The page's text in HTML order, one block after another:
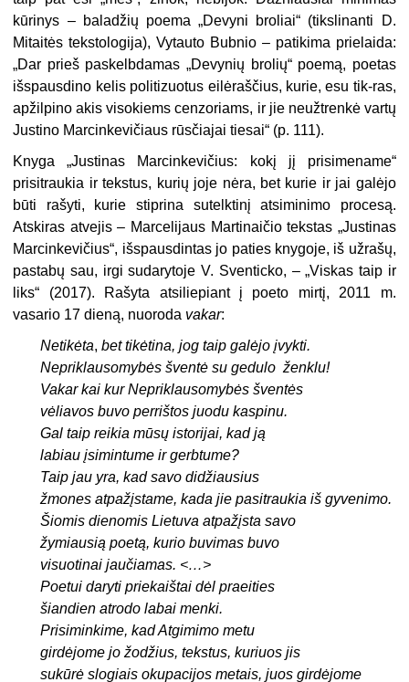
kūrinys – baladžių poema „Devyni broliai“ (tikslinanti D.
Mitaitės tekstologija), Vytauto Bubnio – patikima prielaida:
„Dar prieš paskelbdamas „Devynių brolių“ poemą, poetas
išspausdino kelis politizuotus eilėraščius, kurie, esu tik-ras,
apžilpino akis visokiems cenzoriams, ir jie neužtrenkė vartų
Justino Marcinkevičiaus rūsčiajai tiesai“ (p. 111).
Knyga „Justinas Marcinkevičius: kokį jį prisimename“
prisitraukia ir tekstus, kurių joje nėra, bet kurie ir jai galėjo
būti rašyti, kurie stiprina sutelktinį atsiminimo procesą.
Atskiras atvejis – Marcelijaus Martinaičio tekstas „Justinas
Marcinkevičius“, išspausdintas jo paties knygoje, iš užrašų,
pastabų sau, irgi sudarytoje V. Sventicko, – „Viskas taip ir
liks“ (2017). Rašyta atsiliepiant į poeto mirtį, 2011 m.
vasario 17 dieną, nuoroda vakar:
Netikėta, bet tikėtina, jog taip galėjoįvykti.
Nepriklausomybės šventė su geduloženklu!
Vakar kai kur Nepriklausomybės šventės
vėliavos buvo perrištos juodu kaspinu.
Gal taip reikia mūsų istorijai, kad ją
labiau įsimintume ir gerbtume?
Taip jau yra, kad savo didžiausius
žmonesatpažįstame, kada jie pasitraukia iš gyvenimo.
Šiomis dienomis Lietuva atpažįsta savo
žymiausią poetą, kurio buvimas buvo
visuotinai jaučiamas. <…>
Poetui daryti priekaištai dėl praeities
šiandien atrodo labai menki.
Prisiminkime, kad Atgimimo metu
girdėjome jo žodžius, tekstus, kuriuos jis
sukūrė slogiais okupacijos metais, juos girdėjome